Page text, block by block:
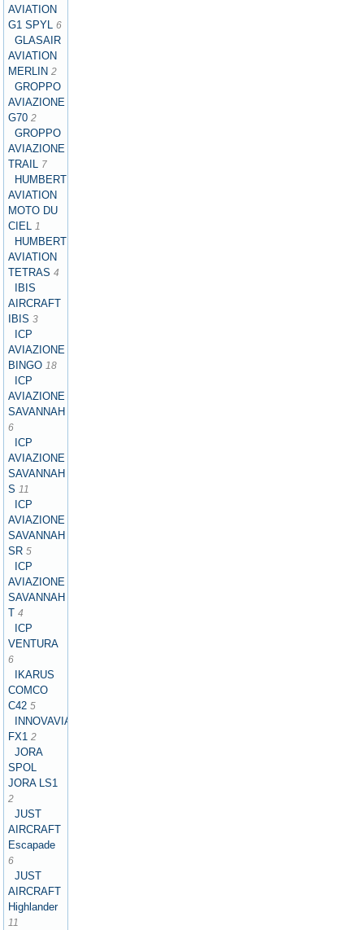
AVIATION
G1 SPYL 6
GLASAIR
AVIATION
MERLIN 2
GROPPO
AVIAZIONE
G70 2
GROPPO
AVIAZIONE
TRAIL 7
HUMBERT
AVIATION
MOTO DU
CIEL 1
HUMBERT
AVIATION
TETRAS 4
IBIS
AIRCRAFT
IBIS 3
ICP
AVIAZIONE
BINGO 18
ICP
AVIAZIONE
SAVANNAH
6
ICP
AVIAZIONE
SAVANNAH
S 11
ICP
AVIAZIONE
SAVANNAH
SR 5
ICP
AVIAZIONE
SAVANNAH
T 4
ICP
VENTURA
6
IKARUS
COMCO
C42 5
INNOVAVIATION
FX1 2
JORA
SPOL
JORA LS1
2
JUST
AIRCRAFT
Escapade
6
JUST
AIRCRAFT
Highlander
11